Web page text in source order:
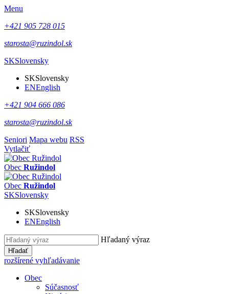
Menu
+421 905 728 015
starosta@ruzindol.sk
SKSlovensky
SKSlovensky
ENEnglish
+421 904 666 086
starosta@ruzindol.sk
Seniori Mapa webu RSS
Vytlačiť
Obec Ružindol
Obec Ružindol
SKSlovensky
SKSlovensky
ENEnglish
Hľadaný výraz
Hľadať
rozšírené vyhľadávanie
Obec
Súčasnosť